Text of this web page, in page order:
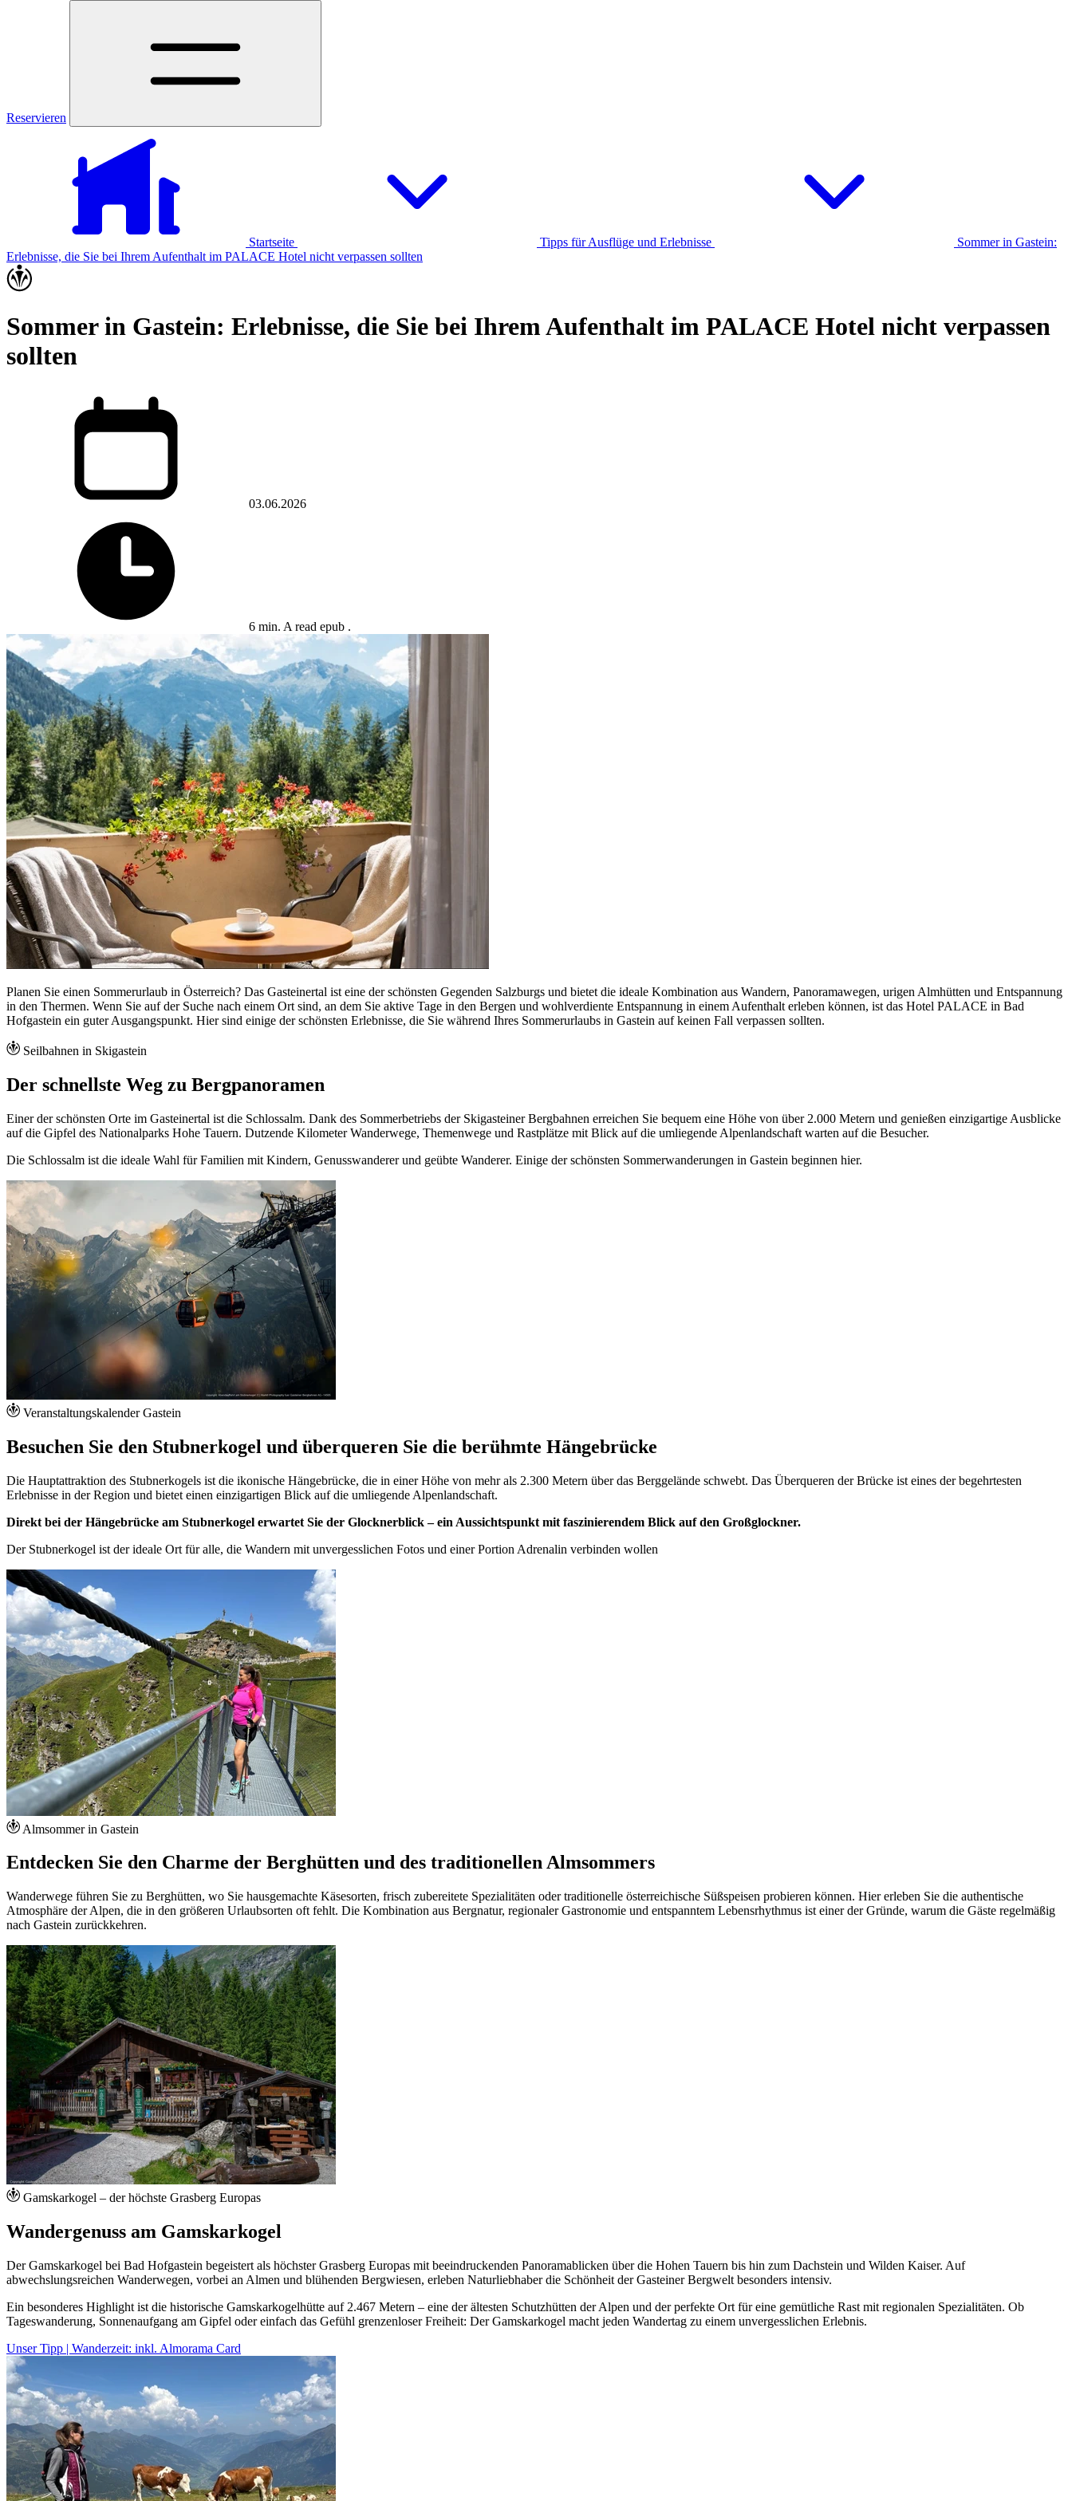
Reservieren
Startseite Tipps für Ausflüge und Erlebnisse
Sommer in Gastein:
Erlebnisse, die Sie bei Ihrem Aufenthalt im PALACE Hotel nicht verpassen sollten
Sommer in Gastein: Erlebnisse, die Sie bei Ihrem Aufenthalt im PALACE Hotel nicht verpassen
sollten
03.06.2026
6 min. A read epub .
Planen Sie einen Sommerurlaub in Österreich? Das Gasteinertal ist eine der schönsten Gegenden Salzburgs und bietet die ideale Kombination aus Wandern, Panoramawegen, urigen Almhütten und Entspannung
in den Thermen. Wenn Sie auf der Suche nach einem Ort sind, an dem Sie aktive Tage in den Bergen und wohlverdiente Entspannung in einem Aufenthalt erleben können, ist das Hotel PALACE in Bad
Hofgastein ein guter Ausgangspunkt. Hier sind einige der schönsten Erlebnisse, die Sie während Ihres Sommerurlaubs in Gastein auf keinen Fall verpassen sollten.
Seilbahnen in Skigastein
Der schnellste Weg zu Bergpanoramen
Einer der schönsten Orte im Gasteinertal ist die Schlossalm. Dank des Sommerbetriebs der Skigasteiner Bergbahnen erreichen Sie bequem eine Höhe von über 2.000 Metern und genießen einzigartige Ausblicke
auf die Gipfel des Nationalparks Hohe Tauern. Dutzende Kilometer Wanderwege, Themenwege und Rastplätze mit Blick auf die umliegende Alpenlandschaft warten auf die Besucher.
Die Schlossalm ist die ideale Wahl für Familien mit Kindern, Genusswanderer und geübte Wanderer. Einige der schönsten Sommerwanderungen in Gastein beginnen hier.
Veranstaltungskalender Gastein
Besuchen Sie den Stubnerkogel und überqueren Sie die berühmte Hängebrücke
Die Hauptattraktion des Stubnerkogels ist die ikonische Hängebrücke, die in einer Höhe von mehr als 2.300 Metern über das Berggelände schwebt. Das Überqueren der Brücke ist eines der begehrtesten
Erlebnisse in der Region und bietet einen einzigartigen Blick auf die umliegende Alpenlandschaft.
Direkt bei der Hängebrücke am Stubnerkogel erwartet Sie der Glocknerblick – ein Aussichtspunkt mit faszinierendem Blick auf den Großglockner.
Der Stubnerkogel ist der ideale Ort für alle, die Wandern mit unvergesslichen Fotos und einer Portion Adrenalin verbinden wollen
Almsommer in Gastein
Entdecken Sie den Charme der Berghütten und des traditionellen Almsommers
Wanderwege führen Sie zu Berghütten, wo Sie hausgemachte Käsesorten, frisch zubereitete Spezialitäten oder traditionelle österreichische Süßspeisen probieren können. Hier erleben Sie die authentische
Atmosphäre der Alpen, die in den größeren Urlaubsorten oft fehlt. Die Kombination aus Bergnatur, regionaler Gastronomie und entspanntem Lebensrhythmus ist einer der Gründe, warum die Gäste regelmäßig
nach Gastein zurückkehren.
Gamskarkogel – der höchste Grasberg Europas
Wandergenuss am Gamskarkogel
Der Gamskarkogel bei Bad Hofgastein begeistert als höchster Grasberg Europas mit beeindruckenden Panoramablicken über die Hohen Tauern bis hin zum Dachstein und Wilden Kaiser. Auf
abwechslungsreichen Wanderwegen, vorbei an Almen und blühenden Bergwiesen, erleben Naturliebhaber die Schönheit der Gasteiner Bergwelt besonders intensiv.
Ein besonderes Highlight ist die historische Gamskarkogelhütte auf 2.467 Metern – eine der ältesten Schutzhütten der Alpen und der perfekte Ort für eine gemütliche Rast mit regionalen Spezialitäten. Ob
Tageswanderung, Sonnenaufgang am Gipfel oder einfach das Gefühl grenzenloser Freiheit: Der Gamskarkogel macht jeden Wandertag zu einem unvergesslichen Erlebnis.
Unser Tipp | Wanderzeit: inkl. Almorama Card